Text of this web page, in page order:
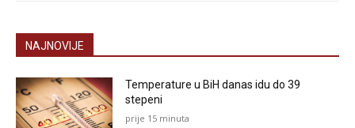
NAJNOVIJE
Temperature u BiH danas idu do 39
stepeni
prije 15 minuta